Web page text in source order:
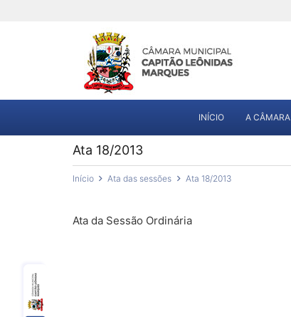
INÍCIO A CÂMARA
Ata 18/2013
Início Ata das sessões Ata 18/2013
Ata da Sessão Ordinária